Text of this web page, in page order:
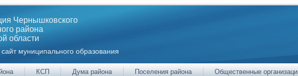
Чернышковского
района
области
муниципального образования
КСП Дума района Поселения района Общественные